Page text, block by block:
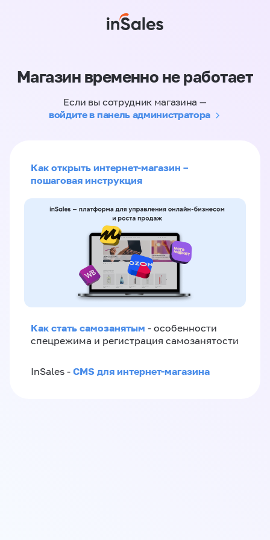
Магазин временно не работает
Если вы сотрудник магазина —
войдите в панель администратора
Как открыть интернет-магазин –
пошаговая инструкция
Как стать самозанятым - особенности
спецрежима и регистрация самозанятости
InSales - CMS для интернет-магазина